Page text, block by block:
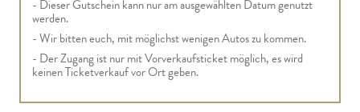
- Dieser Gutschein kann nur am ausgewählten Datum genutzt
werden.
- Wir bitten euch, mit möglichst wenigen Autos zu kommen.
- Der Zugang ist nur mit Vorverkaufsticket möglich, es wird
keinen Ticketverkauf vor Ort geben.